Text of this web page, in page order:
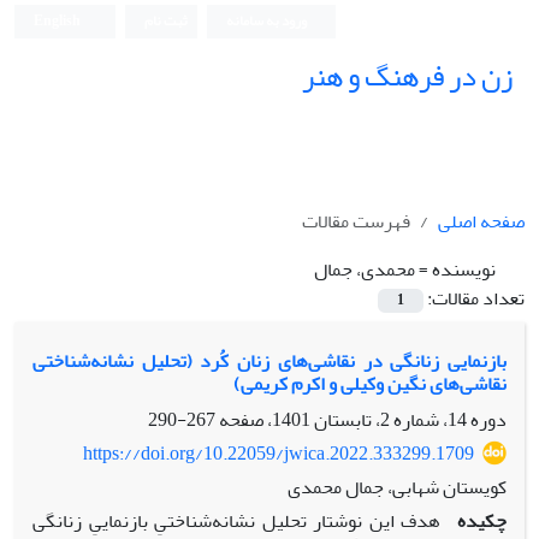
زن در فرهنگ و هنر
صفحه اصلی
فهرست مقالات
نویسنده =محمدی، جمال
تعداد مقالات:
1
بازنمایی زنانگی در نقاشی‌‌های زنان کُرد (تحلیل نشانه‌‌شناختی
نقاشی‌‌های نگین وکیلی و اکرم کریمی)
دوره 14، شماره 2، تابستان 1401، صفحه
267-290
https://doi.org/10.22059/jwica.2022.333299.1709
کویستان شهابی، جمال محمدی
چکیده هدف این نوشتار تحلیل نشانه‌شناختیِ بازنماییِ زنانگی